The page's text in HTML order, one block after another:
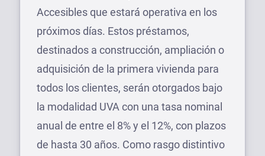
Accesibles que estará operativa en los
próximos días. Estos préstamos,
destinados a construcción, ampliación o
adquisición de la primera vivienda para
todos los clientes, serán otorgados bajo
la modalidad UVA con una tasa nominal
anual de entre el 8% y el 12%, con plazos
de hasta 30 años. Como rasgo distintivo